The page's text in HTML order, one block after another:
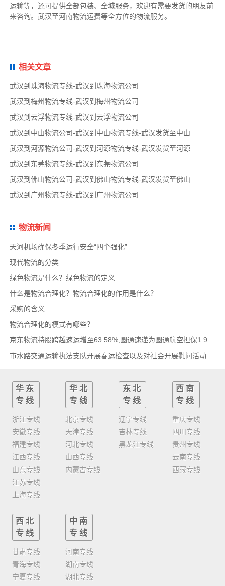
运输等，还可提供全部包装、全城服务，欢迎有需要发货的朋友前
来咨询。武汉至河南物流运费等全方位的物流服务。
相关文章
武汉到珠海物流专线-武汉到珠海物流公司
武汉到梅州物流专线-武汉到梅州物流公司
武汉到云浮物流专线-武汉到云浮物流公司
武汉到中山物流公司-武汉到中山物流专线-武汉发货至中山
武汉到河源物流公司-武汉到河源物流专线-武汉发货至河源
武汉到东莞物流专线-武汉到东莞物流公司
武汉到佛山物流公司-武汉到佛山物流专线-武汉发货至佛山
武汉到广州物流专线-武汉到广州物流公司
物流新闻
天河机场确保冬季运行安全“四个强化”
现代物流的分类
绿色物流是什么？绿色物流的定义
什么是物流合理化？物流合理化的作用是什么？
采购的含义
物流合理化的模式有哪些？
市水路交通运输执法支队开展春运检查以及对社会开展慰问活动
华东
专线
浙江专线
安徽专线
福建专线
江西专线
山东专线
江苏专线
上海专线
华北
专线
北京专线
天津专线
河北专线
山西专线
内蒙古专线
东北
专线
辽宁专线
吉林专线
黑龙江专线
西南
专线
重庆专线
四川专线
贵州专线
云南专线
西藏专线
西北
专线
甘肃专线
青海专线
宁夏专线
中南
专线
河南专线
湖南专线
湖北专线